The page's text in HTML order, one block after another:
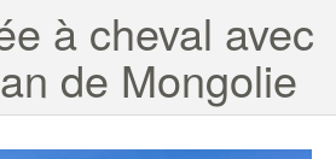
à cheval avec
de Mongolie